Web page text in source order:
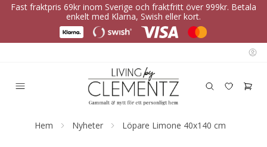
Fast fraktpris 69kr inom Sverige och fraktfritt över 999kr. Betala
enkelt med Klarna, Swish eller kort.
Hem Nyheter Löpare Limone 40x140 cm